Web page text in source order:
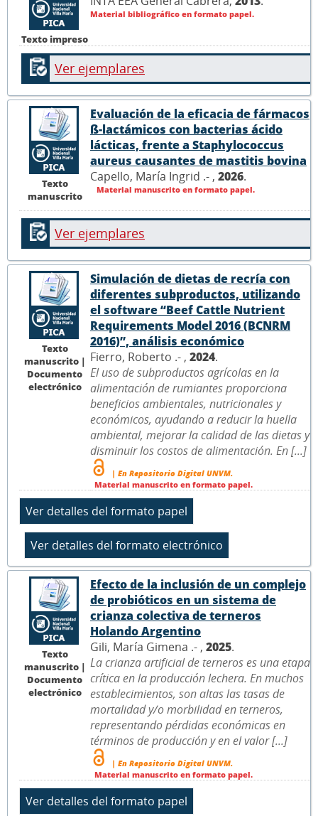
Texto impreso
Material bibliográfico en formato papel.
Ver ejemplares
Texto
manuscrito
Evaluación de la eficacia de fármacos
ß-lactámicos con bacterias ácido
lácticas, frente a Staphylococcus
aureus causantes de mastitis bovina
Capello, María Ingrid .- , 2026.
Material manuscrito en formato papel.
Ver ejemplares
Texto
manuscrito |
Documento
electrónico
Simulación de dietas de recría con
diferentes subproductos, utilizando
el software “Beef Cattle Nutrient
Requirements Model 2016 (BCNRM
2016)”, análisis económico
Fierro, Roberto .- , 2024.
El uso de subproductos agrícolas en la
alimentación de rumiantes proporciona
beneficios ambientales, nutricionales y
económicos, ayudando a reducir la huella
ambiental, mejorar la calidad de las dietas y
disminuir los costos de alimentación. En [...]
| En Repositorio Digital UNVM.
Material manuscrito en formato papel.
Texto
manuscrito |
Documento
electrónico
Efecto de la inclusión de un complejo
de probióticos en un sistema de
crianza colectiva de terneros
Holando Argentino
Gili, María Gimena .- , 2025.
La crianza artificial de terneros es una etapa
crítica en la producción lechera. En muchos
establecimientos, son altas las tasas de
mortalidad y/o morbilidad en terneros,
representando pérdidas económicas en
términos de producción y en el valor [...]
| En Repositorio Digital UNVM.
Material manuscrito en formato papel.